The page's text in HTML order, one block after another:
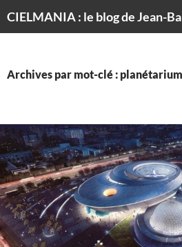
Archives par mot-clé : planétarium